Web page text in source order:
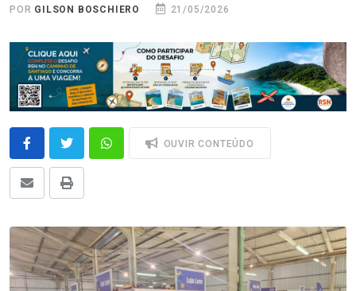
POR GILSON BOSCHIERO 21/05/2026
OUVIR CONTEÚDO